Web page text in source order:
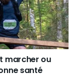
marcher ou
santé